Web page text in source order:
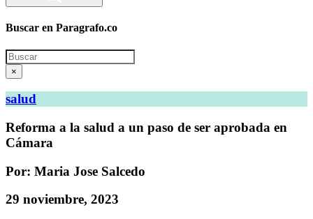
Buscar en Paragrafo.co
Search
×
salud
Reforma a la salud a un paso de ser aprobada en
Cámara
Por: Maria Jose Salcedo
29 noviembre, 2023